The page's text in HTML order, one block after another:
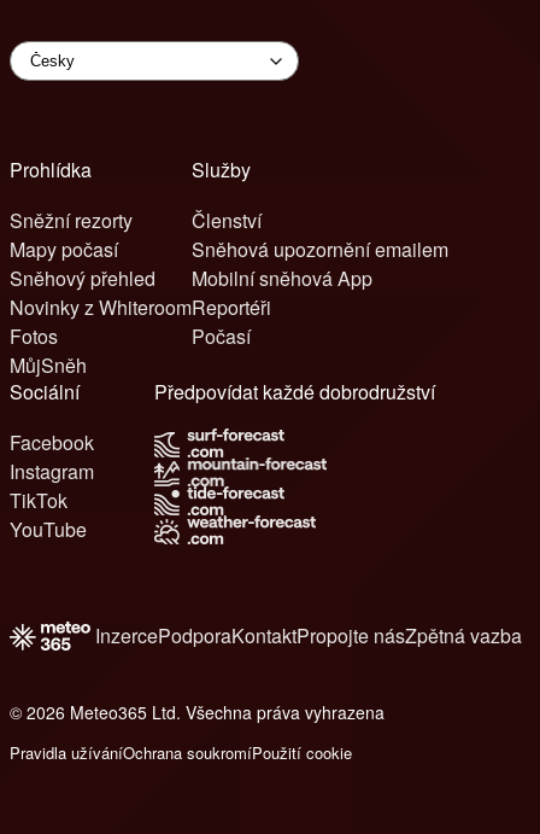
Prohlídka
Sněžní rezorty
Mapy počasí
Sněhový přehled
Novinky z Whiteroom
Fotos
MůjSněh
Služby
Členství
Sněhová upozornění emailem
Mobilní sněhová App
Reportéři
Počasí
Sociální
Facebook
Instagram
TikTok
YouTube
Předpovídat každé dobrodružství
InzercePodporaKontaktPropojte násZpětná vazba
© 2026 Meteo365 Ltd. Všechna práva vyhrazena
Pravidla užíváníOchrana soukromíPoužití cookie